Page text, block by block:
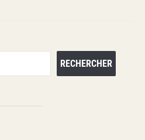
Rechercher
RECHERCHER